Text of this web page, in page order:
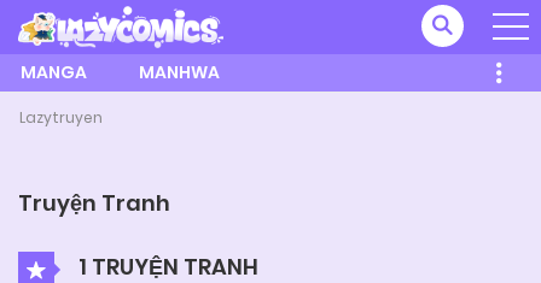
MANGA MANHWA
Lazytruyen
Truyện Tranh
1 TRUYỆN TRANH